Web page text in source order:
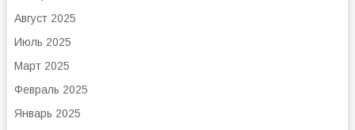
Август 2025
Июль 2025
Март 2025
Февраль 2025
Январь 2025